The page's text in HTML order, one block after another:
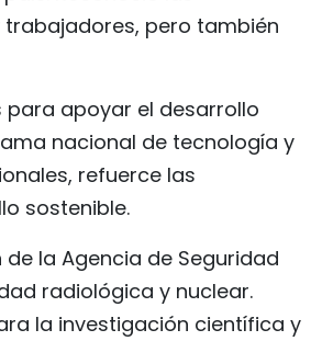
pero también
apoyar el desarrollo
nacional de tecnología y
refuerce las
sostenible.
la Agencia de Seguridad
radiológica y nuclear.
la investigación científica y